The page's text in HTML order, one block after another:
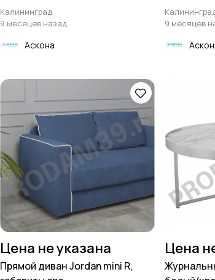
Калининград
9 месяцев назад
Аскона
9 месяцев
Цена не указана
Прямой диван Jordan mini R,
Цена